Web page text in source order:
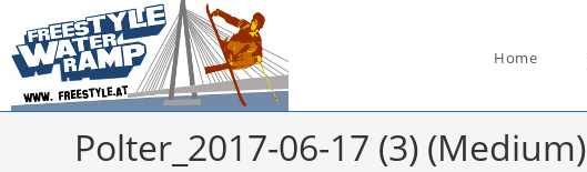
Inhalt
springen
Home
Polter_2017-06-17 (3) (Medium)